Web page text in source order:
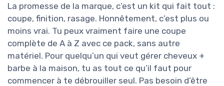
La promesse de la marque, c’est un kit qui fait tout :
coupe, finition, rasage. Honnêtement, c’est plus ou
moins vrai. Tu peux vraiment faire une coupe
complète de A à Z avec ce pack, sans autre
matériel. Pour quelqu’un qui veut gérer cheveux +
barbe à la maison, tu as tout ce qu’il faut pour
commencer à te débrouiller seul. Pas besoin d’être